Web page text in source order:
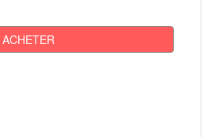
ACHETER